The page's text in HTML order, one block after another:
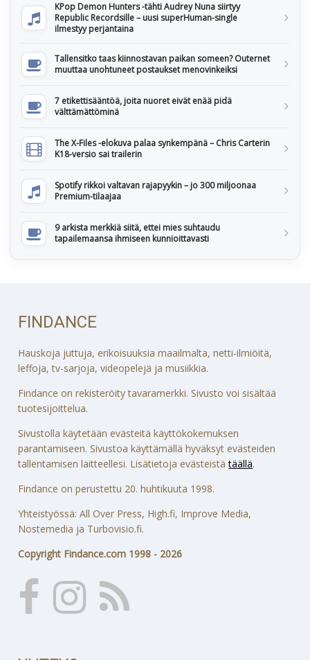
KPop Demon Hunters -tähti Audrey Nuna siirtyy
Republic Recordsille – uusi superHuman-single
ilmestyy perjantaina
Tallensitko taas kiinnostavan paikan someen? Outernet
muuttaa unohtuneet postaukset menovinkeiksi
7 etikettisääntöä, joita nuoret eivät enää pidä
välttämättöminä
The X-Files -elokuva palaa synkempänä – Chris Carterin
K18-versio sai trailerin
Spotify rikkoi valtavan rajapyykin – jo 300 miljoonaa
Premium-tilaajaa
9 arkista merkkiä siitä, ettei mies suhtaudu
tapailemaansa ihmiseen kunnioittavasti
FINDANCE
Hauskoja juttuja, erikoisuuksia maailmalta, netti-ilmiöitä,
leffoja, tv-sarjoja, videopelejä ja musiikkia.
Findance on rekisteröity tavaramerkki. Sivusto voi sisältää
tuotesijoittelua.
Sivustolla käytetään evästeitä käyttökokemuksen
parantamiseen. Sivustoa käyttämällä hyväksyt evästeiden
tallentamisen laitteellesi. Lisätietoja evästeistätäällä.
Findance on perustettu 20. huhtikuuta 1998.
Yhteistyössä: All Over Press, High.fi, Improve Media,
Nostemedia ja Turbovisio.fi.
Copyright Findance.com 1998 - 2026